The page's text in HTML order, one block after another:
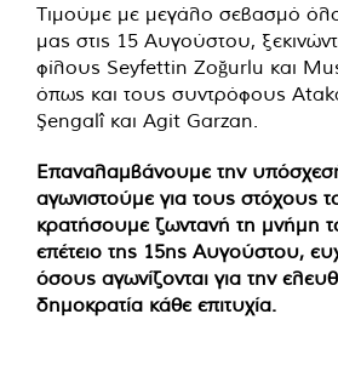
Τιμούμε με μεγάλο σεβασμό
μας στις 15 Αυγούστου,
φίλους Seyfettin Zoğurlu και
όπως και τους συντρόφους
Şengalî και Agit Garzan.
Επαναλαμβάνουμε την
αγωνιστούμε για τους στόχους
κρατήσουμε ζωντανή τη μνήμη
επέτειο της 15ης Αυγούστου,
όσους αγωνίζονται για την
δημοκρατία κάθε επιτυχία.